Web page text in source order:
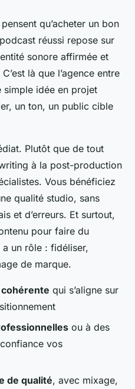
qu’acheter un bon
réussi repose sur
sonore affirmée et
là que l’agence entre
simple idée en projet
un ton, un public cible
Plutôt que de tout
à la post-production
Vous bénéficiez
qualité studio, sans
et d’erreurs. Et surtout,
pour faire du
un rôle : fidéliser,
de marque.
qui s’aligne sur
ou à des
vos
de qualité, avec mixage,